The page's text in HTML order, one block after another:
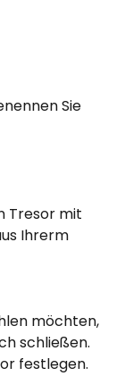
Sie
Tresor mit
Ihrerm
möchten,
schließen.
festlegen.